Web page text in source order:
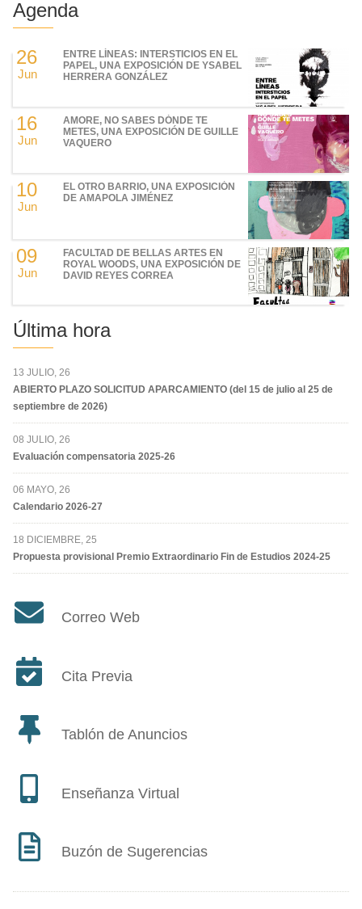
Agenda
26
Jun
ENTRE LÍNEAS: INTERSTICIOS EN EL
PAPEL, UNA EXPOSICIÓN DE YSABEL
HERRERA GONZÁLEZ
16
Jun
AMORE, NO SABES DÓNDE TE
METES, UNA EXPOSICIÓN DE GUILLE
VAQUERO
10
Jun
EL OTRO BARRIO, UNA EXPOSICIÓN
DE AMAPOLA JIMÉNEZ
09
Jun
FACULTAD DE BELLAS ARTES EN
ROYAL WOODS, UNA EXPOSICIÓN DE
DAVID REYES CORREA
Última hora
13 JULIO, 26
ABIERTO PLAZO SOLICITUD APARCAMIENTO (del 15 de julio al 25 de
septiembre de 2026)
08 JULIO, 26
Evaluación compensatoria 2025-26
06 MAYO, 26
Calendario 2026-27
18 DICIEMBRE, 25
Propuesta provisional Premio Extraordinario Fin de Estudios 2024-25
Correo Web
Cita Previa
Tablón de Anuncios
Enseñanza Virtual
Buzón de Sugerencias